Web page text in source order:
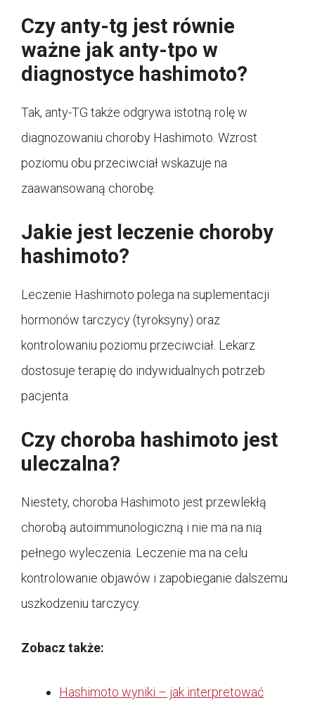
Czy anty-tg jest równie
ważne jak anty-tpo w
diagnostyce hashimoto?
Tak, anty-TG także odgrywa istotną rolę w
diagnozowaniu choroby Hashimoto. Wzrost
poziomu obu przeciwciał wskazuje na
zaawansowaną chorobę.
Jakie jest leczenie choroby
hashimoto?
Leczenie Hashimoto polega na suplementacji
hormonów tarczycy (tyroksyny) oraz
kontrolowaniu poziomu przeciwciał. Lekarz
dostosuje terapię do indywidualnych potrzeb
pacjenta.
Czy choroba hashimoto jest
uleczalna?
Niestety, choroba Hashimoto jest przewlekłą
chorobą autoimmunologiczną i nie ma na nią
pełnego wyleczenia. Leczenie ma na celu
kontrolowanie objawów i zapobieganie dalszemu
uszkodzeniu tarczycy.
Zobacz także:
Hashimoto wyniki – jak interpretować